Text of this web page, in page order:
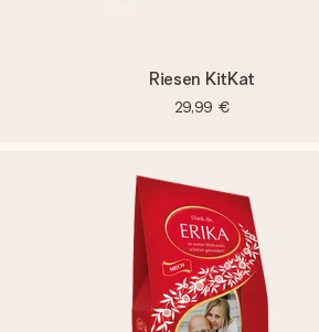
Riesen KitKat
29,99 €